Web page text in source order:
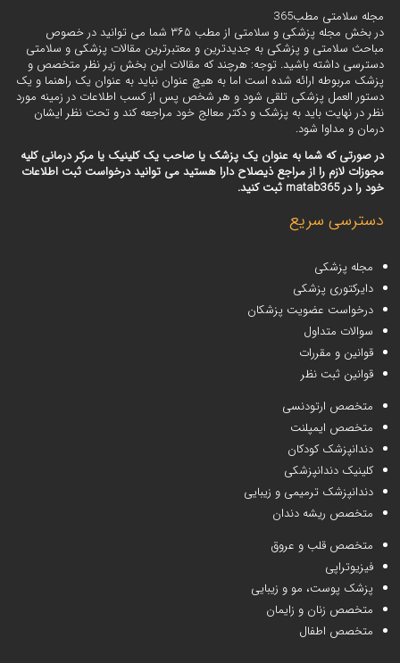
مجله سلامتی مطب365
در بخش مجله پزشکی و سلامتی از مطب ۳۶۵ شما می توانید در خصوص
مباحث سلامتی و پزشکی به جدیدترین و معتبرترین مقالات پزشکی و سلامتی
دسترسی داشته باشید. توجه: هرچند که مقالات این بخش زیر نظر متخصص و
پزشک مربوطه ارائه شده است اما به هیچ عنوان نباید به عنوان یک راهنما و یک
دستور العمل پزشکی تلقی شود و هر شخص پس از کسب اطلاعات در زمینه مورد
نظر در نهایت باید به پزشک و دکتر معالج خود مراجعه کند و تحت نظر ایشان
درمان و مداوا شود.
در صورتی که شما به عنوان یک پزشک یا صاحب یک کلینیک یا مرکر درمانی کلیه
مجوزات لازم را از مراجع ذیصلاح دارا هستید می توانید درخواست ثبت اطلاعات
خود را در matab365 ثبت کنید.
دسترسی سریع
مجله پزشکی
دایرکتوری پزشکی
درخواست عضویت پزشکان
سوالات متداول
قوانین و مقررات
قوانین ثبت نظر
متخصص ارتودنسی
متخصص ایمپلنت
دندانپزشک کودکان
کلینیک دندانپزشکی
دندانپزشک ترمیمی و زیبایی
متخصص ریشه دندان
متخصص قلب و عروق
فیزیوتراپی
پزشک پوست، مو و زیبایی
متخصص زنان و زایمان
متخصص اطفال